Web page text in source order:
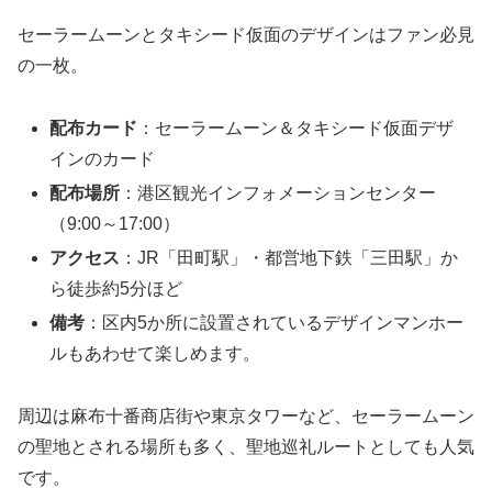
セーラームーンとタキシード仮面のデザインはファン必見
の一枚。
配布カード ：セーラームーン＆タキシード仮面デザ
インのカード
配布場所 ：港区観光インフォメーションセンター
（9:00～17:00）
アクセス ：JR「田町駅」・都営地下鉄「三田駅」か
ら徒歩約5分ほど
備考 ：区内5か所に設置されているデザインマンホー
ルもあわせて楽しめます。
周辺は麻布十番商店街や東京タワーなど、セーラームーン
の聖地とされる場所も多く、聖地巡礼ルートとしても人気
です。